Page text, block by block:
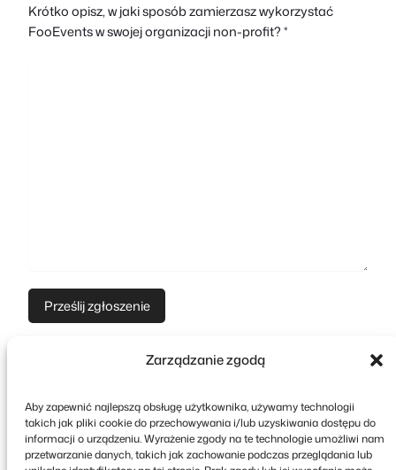
Zarządzanie zgodą
Aby zapewnić najlepszą obsługę użytkownika, używamy technologii
takich jak pliki cookie do przechowywania i/lub uzyskiwania dostępu do
informacji o urządzeniu. Wyrażenie zgody na te technologie umożliwi nam
przetwarzanie danych, takich jak zachowanie podczas przeglądania lub
Krótko opisz, w jaki sposób zamierzasz wykorzystać
FooEvents w swojej organizacji non-profit? *
Copyright © 2026 FooEvents. Wszelkie prawa